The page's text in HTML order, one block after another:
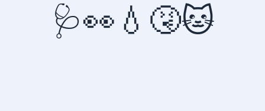
🐱🤧💧👀🩺